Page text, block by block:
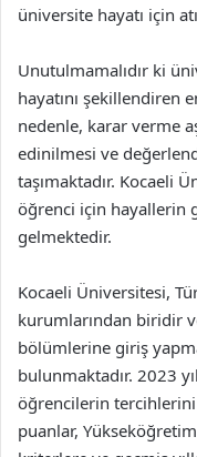
üniversite hayatı için
Unutulmamalıdır ki
hayatını şekillendiren
nedenle, karar verme
edinilmesi ve
taşımaktadır. Kocaeli
öğrenci için hayallerin
gelmektedir.
Kocaeli Üniversitesi,
kurumlarından biridir
bölümlerine giriş
bulunmaktadır. 2023
öğrencilerin
puanlar,